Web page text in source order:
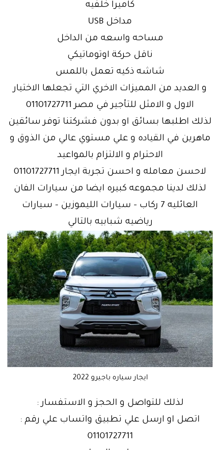
كاميرا خلفيه
مداخل USB
مساحه واسعه من الداخل
ناقل حركة اوتوماتيكي
شاشه ذكيه تعمل باللمس
و العديد من المميزات الاخري التي تجعلها الاختيار
الاول و الامثل للتأجير في مصر 01101727711
لذلك اطلبها بسائق او بدون فشركتنا توفر سائقين
ماهرين في القياده و علي مستوي عالي من الذوق و
الاحترام و الالتزام بالمواعيد
لاحسن معامله و احسن تجربة ايجار 01101727711
لذلك لدينا مجموعه كبيره ايضا من سيارات الفان
العائليه 7 ركاب – سيارات الليموزين – سيارات
رياضيه شبابيه بالتالي
ايجار سياره باجيرو 2022
لذلك للتواصل و الحجز و الاستفسار :
اتصل او ارسل علي تطبيق واتساب علي رقم :
01101727711